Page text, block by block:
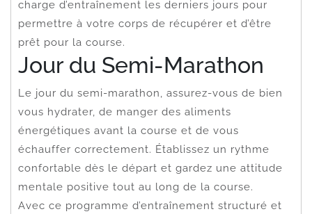
charge d’entraînement les derniers jours pour
permettre à votre corps de récupérer et d’être
prêt pour la course.
Jour du Semi-Marathon
Le jour du semi-marathon, assurez-vous de bien
vous hydrater, de manger des aliments
énergétiques avant la course et de vous
échauffer correctement. Établissez un rythme
confortable dès le départ et gardez une attitude
mentale positive tout au long de la course.
Avec ce programme d’entraînement structuré et